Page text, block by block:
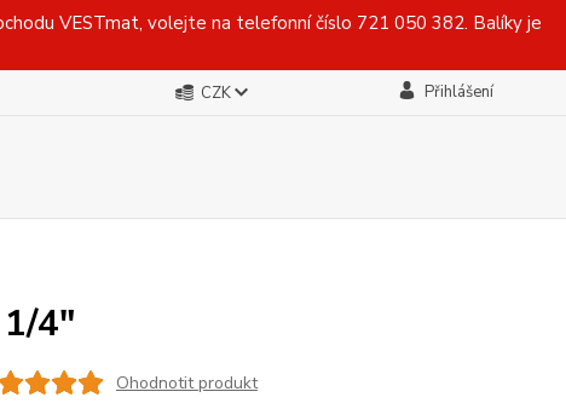
VESTmat, volejte na telefonní číslo 721 050 382. Balíky je
CZK Přihlášení
4"
Ohodnotit produkt